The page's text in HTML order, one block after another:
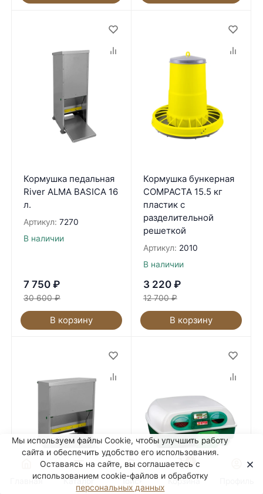
Кормушка педальная
River ALMA BASICA 16
л.
Артикул: 7270
В наличии
7 750 ₽
30 600 ₽
В корзину
Кормушка бункерная
COMPACTA 15.5 кг
пластик с
разделительной
решеткой
Артикул: 2010
В наличии
3 220 ₽
12 700 ₽
В корзину
Мы используем файлы Сookie, чтобы улучшить работу
сайта и обеспечить удобство его использования.
Оставаясь на сайте, вы соглашаетесь с
использованием cookie-файлов и обработку
персональных данных
Главная Каталог Поиск
0
Корзина